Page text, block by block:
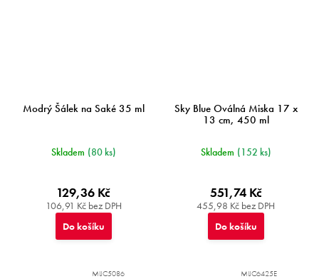
Modrý Šálek na Saké 35 ml
Skladem (80 ks)
106,91 Kč bez DPH
129,36 Kč
Do košíku
Sky Blue Oválná Miska 17 x
13 cm, 450 ml
Skladem (152 ks)
455,98 Kč bez DPH
551,74 Kč
Do košíku
MIJC5086 MIJC6425E